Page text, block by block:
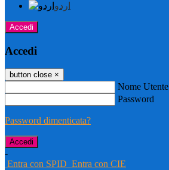
اردو
Accedi
Accedi
button close ×
Nome Utente
Password
Password dimenticata?
-
Entra con SPID Entra con CIE